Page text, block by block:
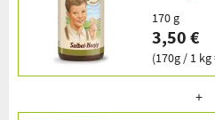
170 g
3,50 €
(170g / 1 kg